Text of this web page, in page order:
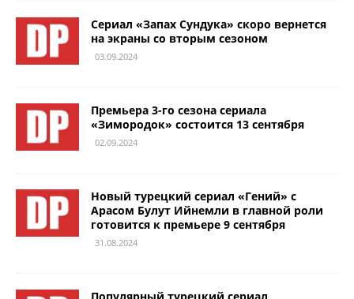
Сериал «Запах Сундука» скоро вернется
на экраны со вторым сезоном
03.09.2024
Премьера 3-го сезона сериала
«Зимородок» состоится 13 сентября
02.09.2024
Новый турецкий сериал «Гений» с
Арасом Булут Ийнемли в главной роли
готовится к премьере 9 сентября
31.08.2024
Популярный турецкий сериал